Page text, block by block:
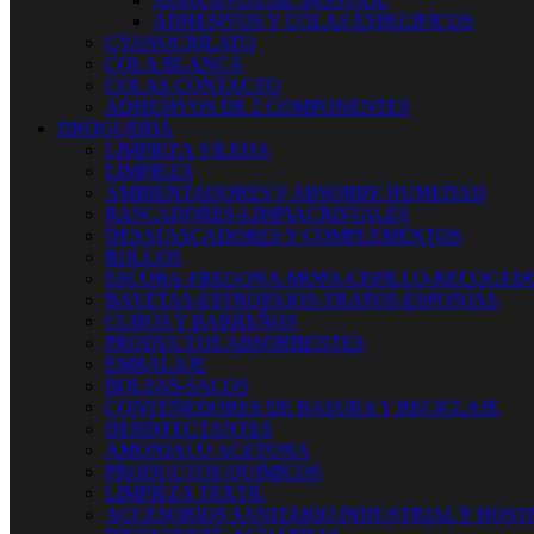
ADHESIVOS Y COLAS ESPECIFICOS
CYANOCRILATO
COLA BLANCA
COLAS CONTACTO
ADHESIVOS DE 2 COMPONENTES
DROGUERIA
LIMPIEZA VILEDA
LIMPIEZA
AMBIENTADORES Y ABSORBE HUMEDAD
RASCADORES-LIMPIACRISTALES
DESATASCADORES Y COMPLEMENTOS
ROLLOS
ESCOBA-FREGONA-MOPA-CEPILLO-
BAYETAS-ESTROPAJOS-TRAPOS-ESPONJAS
CUBOS Y BARREÑOS
PRODUCTOS ABSORBENTES
EMBALAJE
BOLSAS-SACOS
CONTENEDORES DE BASURA Y RECICLAJE
DESINFECTANTES
AMONIACO ACETONA
PRODUCTOS QUIMICOS
LIMPIEZA TEXTIL
ACCESORIOS SANITARIO INDUSTRIAL Y